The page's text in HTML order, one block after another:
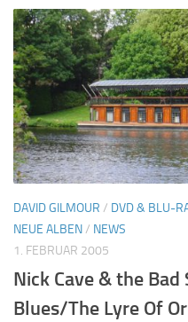
DAVID GILMOUR / DVD & BLU-
NEUE ALBEN/ NEWS
1. FEBRUAR 2005
Nick Cave & the
Blues/The Lyre Of